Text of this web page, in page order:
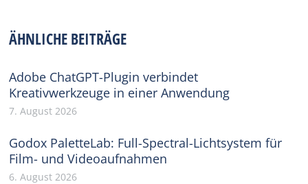
ÄHNLICHE BEITRÄGE
Adobe ChatGPT-Plugin verbindet
Kreativwerkzeuge in einer Anwendung
7. August 2026
Godox PaletteLab: Full-Spectral-Lichtsystem für
Film- und Videoaufnahmen
6. August 2026